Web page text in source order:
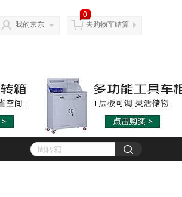
我的京东
0
去购物车结算